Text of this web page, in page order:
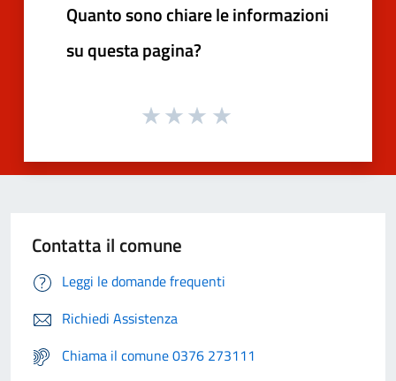
Quanto sono chiare le informazioni
su questa pagina?
Contatta il comune
Leggi le domande frequenti
Richiedi Assistenza
Chiama il comune 0376 273111